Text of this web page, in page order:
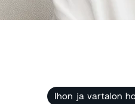
Ihon ja vartalon